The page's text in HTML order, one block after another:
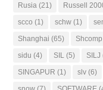
Rusia (21) Russell
scco (1) schw (1)
Shanghai (65) Shcomp
sidu (4) SIL (5) SILJ
SINGAPUR (1) slv (6)